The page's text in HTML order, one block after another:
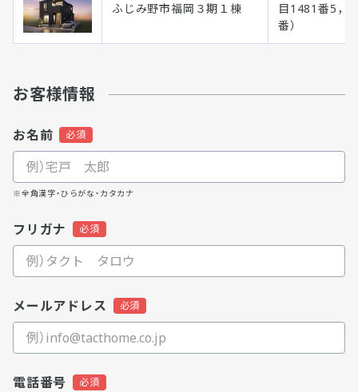
ふじみ野市福岡３期１棟
目1481番5，
番）
お客様情報
お名前
※全角漢字・ひらがな・カタカナ
フリガナ
メールアドレス
電話番号